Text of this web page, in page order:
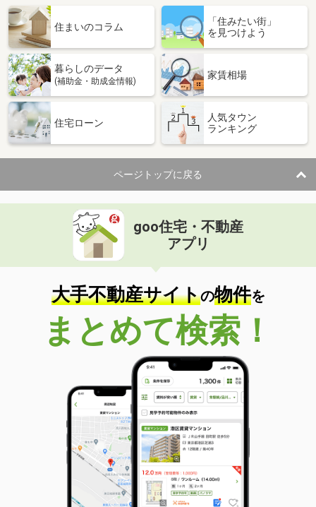
住まいのコラム
「住みたい街」
を見つけよう
暮らしのデータ
(補助金・助成金情報)
家賃相場
住宅ローン
人気タウン
ランキング
ページトップに戻る
goo住宅・不動産
アプリ
大手不動産サイトの物件を
まとめて検索！